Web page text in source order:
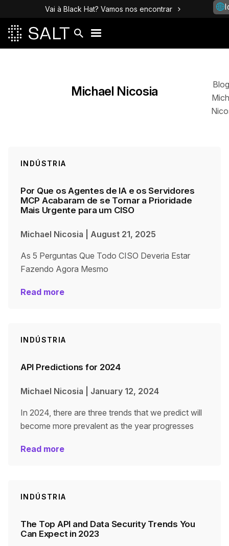
Vai à Black Hat? Vamos nos encontrar
Michael Nicosia
Blog
INDÚSTRIA
Por Que os Agentes de IA e os Servidores
MCP Acabaram de se Tornar a Prioridade
Mais Urgente para um CISO
Michael Nicosia August 21, 2025
As 5 Perguntas Que Todo CISO Deveria Estar
Fazendo Agora Mesmo
Read more
INDÚSTRIA
API Predictions for 2024
Michael Nicosia January 12, 2024
In 2024, there are three trends that we predict will
become more prevalent as the year progresses
Read more
INDÚSTRIA
The Top API and Data Security Trends You
Can Expect in 2023